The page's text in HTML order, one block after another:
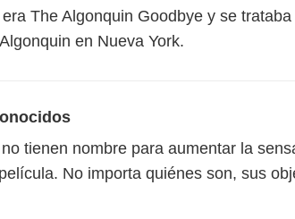
The Algonquin Goodbye y se
en Nueva York.
tienen nombre para aumentar la
No importa quiénes son, sus